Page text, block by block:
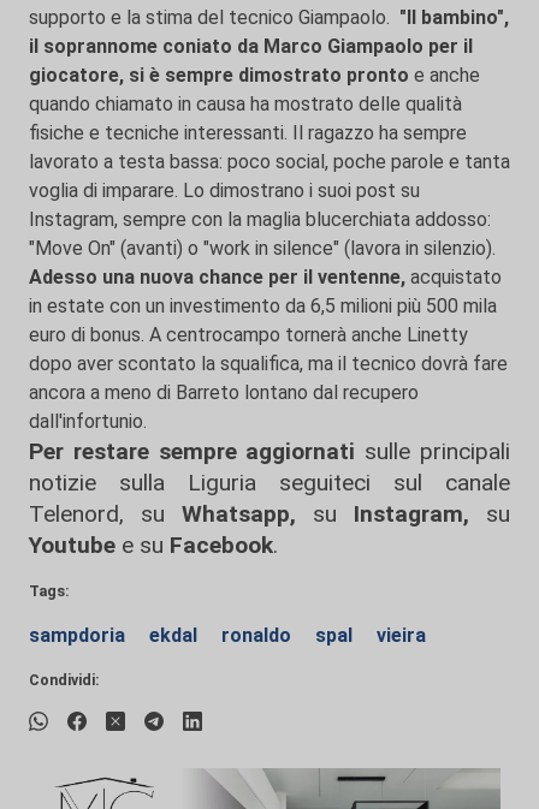
supporto e la stima del tecnico Giampaolo. "Il bambino",
il soprannome coniato da Marco Giampaolo per il
giocatore, si è sempre dimostrato pronto e anche
quando chiamato in causa ha mostrato delle qualità
fisiche e tecniche interessanti. Il ragazzo ha sempre
lavorato a testa bassa: poco social, poche parole e tanta
voglia di imparare. Lo dimostrano i suoi post su
Instagram, sempre con la maglia blucerchiata addosso:
"Move On" (avanti) o "work in silence" (lavora in silenzio).
Adesso una nuova chance per il ventenne, acquistato
in estate con un investimento da 6,5 milioni più 500 mila
euro di bonus. A centrocampo tornerà anche Linetty
dopo aver scontato la squalifica, ma il tecnico dovrà fare
ancora a meno di Barreto lontano dal recupero
dall'infortunio.
Per restare sempre aggiornati sulle principali
notizie sulla Liguria seguiteci sul canale
Telenord, su
Whatsapp, su Instagram, su
Youtube e su Facebook.
Tags:
sampdoria ekdal ronaldo spal vieira
Condividi: